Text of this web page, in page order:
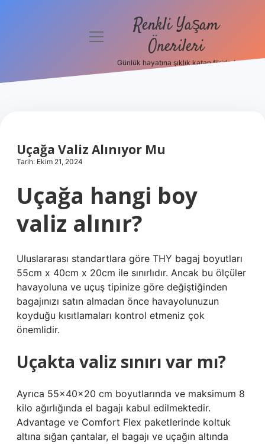
Yasal Uyarı
menüyü
Renkli Yaşam
Önerileri
Günlük hayatına şıklık katan fikirler!
Uçağa Valiz Alınıyor Mu
Tarih: Ekim 21, 2024
Uçağa hangi boy
valiz alınır?
Uluslararası standartlara göre THY bagaj boyutları
55cm x 40cm x 20cm ile sınırlıdır. Ancak bu ölçüler
havayoluna ve uçuş tipinize göre değiştiğinden
bagajınızı satın almadan önce havayolunuzun
koyduğu kısıtlamaları kontrol etmeniz çok
önemlidir.
Uçakta valiz sınırı var mı?
Ayrıca 55x40x20 cm boyutlarında ve maksimum 8
kilo ağırlığında el bagajı kabul edilmektedir.
Advantage ve Comfort Flex paketlerinde koltuk
altına sığan çantalar, el bagajı ve uçağın altında